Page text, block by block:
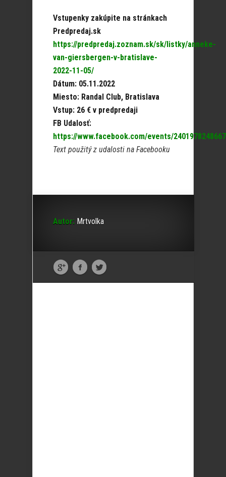
Vstupenky zakúpite na stránkach
Predpredaj.sk
https://predpredaj.zoznam.sk/sk/listky/anneke-
van-giersbergen-v-bratislave-
2022-11-05/
Dátum: 05.11.2022
Miesto: Randal Club, Bratislava
Vstup: 26 € v predpredaji
FB Udalosť:
https://www.facebook.com/events/
Text použitý z udalosti na Facebooku
Autor: Mrtvolka